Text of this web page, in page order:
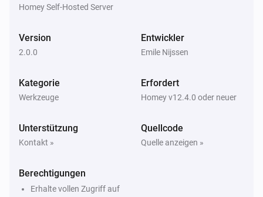
Homey Self-Hosted Server
Version
2.0.0
Entwickler
Emile Nijssen
Kategorie
Werkzeuge
Erfordert
Homey v12.4.0 oder neuer
Unterstützung
Kontakt »
Quellcode
Quelle anzeigen »
Berechtigungen
Erhalte vollen Zugriff auf